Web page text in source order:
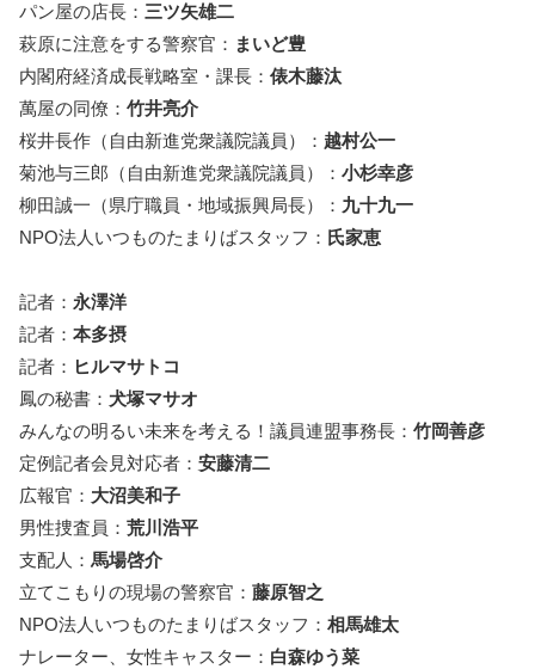
パン屋の店長： 三ツ矢雄二
萩原に注意をする警察官： まいど豊
内閣府経済成長戦略室・課長： 俵木藤汰
萬屋の同僚： 竹井亮介
桜井長作（自由新進党衆議院議員）： 越村公一
菊池与三郎（自由新進党衆議院議員）： 小杉幸彦
柳田誠一（県庁職員・地域振興局長）： 九十九一
NPO法人いつものたまりばスタッフ： 氏家恵
記者： 永澤洋
記者： 本多摂
記者： ヒルマサトコ
鳳の秘書： 犬塚マサオ
みんなの明るい未来を考える！議員連盟事務長： 竹岡善彦
定例記者会見対応者： 安藤清二
広報官： 大沼美和子
男性捜査員： 荒川浩平
支配人： 馬場啓介
立てこもりの現場の警察官： 藤原智之
NPO法人いつものたまりばスタッフ： 相馬雄太
ナレーター、女性キャスター： 白森ゆう菜